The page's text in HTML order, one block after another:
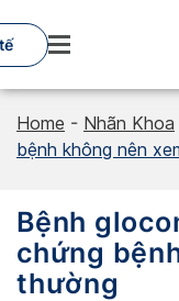
to
content
Home - Nhãn Khoa
bệnh không nên
Bệnh
chứng
thường